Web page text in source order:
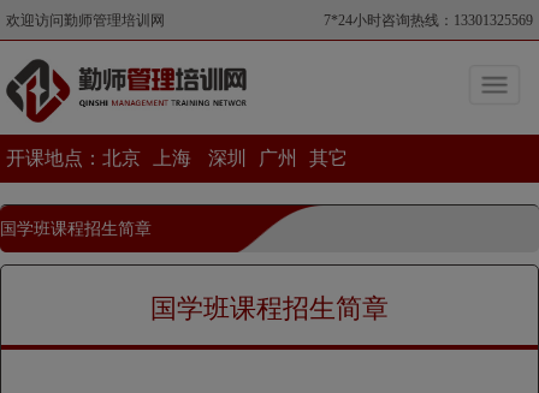
欢迎访问勤师管理培训网 7*24小时咨询热线：13301325569
开课地点： 北京 上海 深圳 广州 其它
国学班课程招生简章
国学班课程招生简章